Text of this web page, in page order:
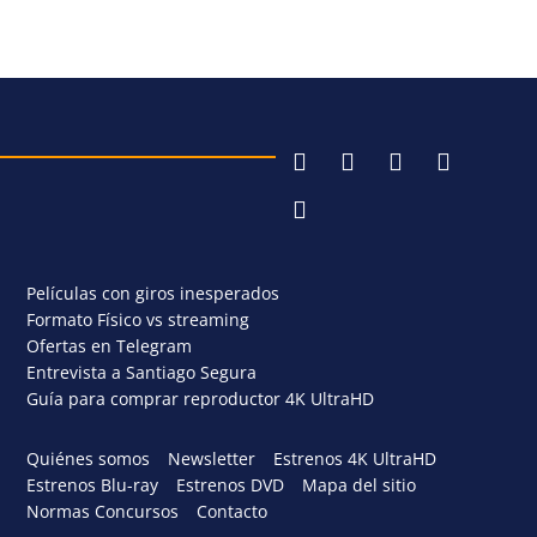
Películas con giros inesperados
Formato Físico vs streaming
Ofertas en Telegram
Entrevista a Santiago Segura
Guía para comprar reproductor 4K UltraHD
Quiénes somos Newsletter
Estrenos 4K UltraHD
Estrenos Blu-ray
Estrenos DVD
Mapa del sitio
Normas Concursos
Contacto